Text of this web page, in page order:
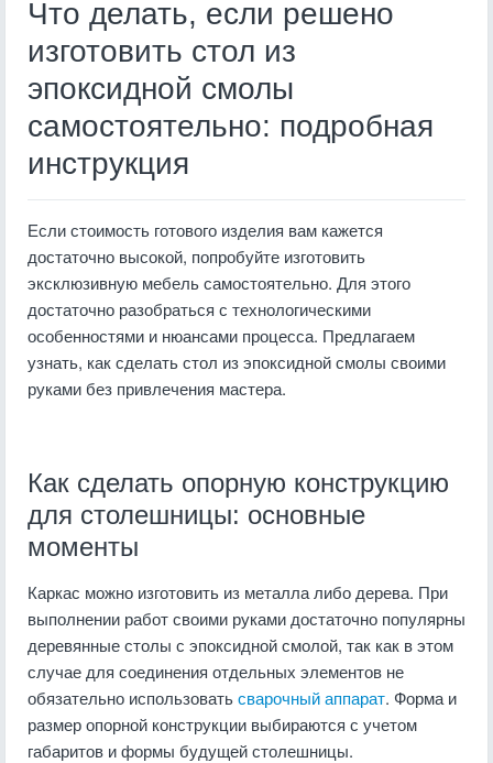
Что делать, если решено
изготовить стол из
эпоксидной смолы
самостоятельно: подробная
инструкция
Если стоимость готового изделия вам кажется
достаточно высокой, попробуйте изготовить
эксклюзивную мебель самостоятельно. Для этого
достаточно разобраться с технологическими
особенностями и нюансами процесса. Предлагаем
узнать, как сделать стол из эпоксидной смолы своими
руками без привлечения мастера.
Как сделать опорную конструкцию
для столешницы: основные
моменты
Каркас можно изготовить из металла либо дерева. При
выполнении работ своими руками достаточно популярны
деревянные столы с эпоксидной смолой, так как в этом
случае для соединения отдельных элементов не
обязательно использоватьсварочный аппарат. Форма и
размер опорной конструкции выбираются с учетом
габаритов и формы будущей столешницы.